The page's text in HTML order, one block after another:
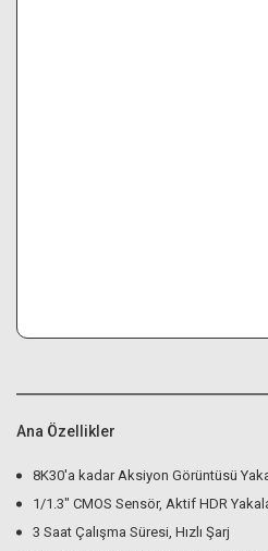
Ana Özellikler
8K30'a kadar Aksiyon Görüntüsü
1/1.3" CMOS Sensör, Aktif HDR
3 Saat Çalışma Süresi, Hızlı Şarj